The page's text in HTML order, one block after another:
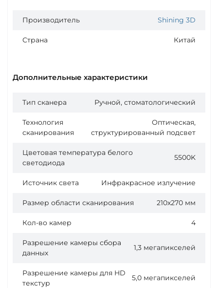
Производитель Shining 3D
Страна Китай
Дополнительные характеристики
Тип сканера Ручной, стоматологический
Технология
сканирования
Оптическая,
структурированный подсвет
Цветовая температура белого
светодиода
5500K
Источник света Инфракрасное излучение
Размер области сканирования 210х270 мм
Кол-во камер 4
Разрешение камеры сбора
данных
1,3 мегапикселей
Разрешение камеры для HD
текстур
5,0 мегапикселей